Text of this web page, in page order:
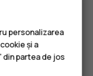
personalizarea
și a
partea de jos